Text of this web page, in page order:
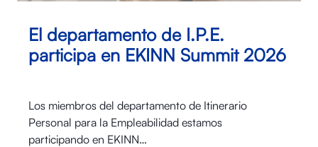
El departamento de I.P.E.
participa en EKINN Summit 2026
Los miembros del departamento de Itinerario
Personal para la Empleabilidad estamos
participando en EKINN…